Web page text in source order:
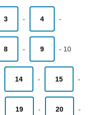
3 - 4 -
8 - 9 - 10
14 - 15 -
19 - 20 -